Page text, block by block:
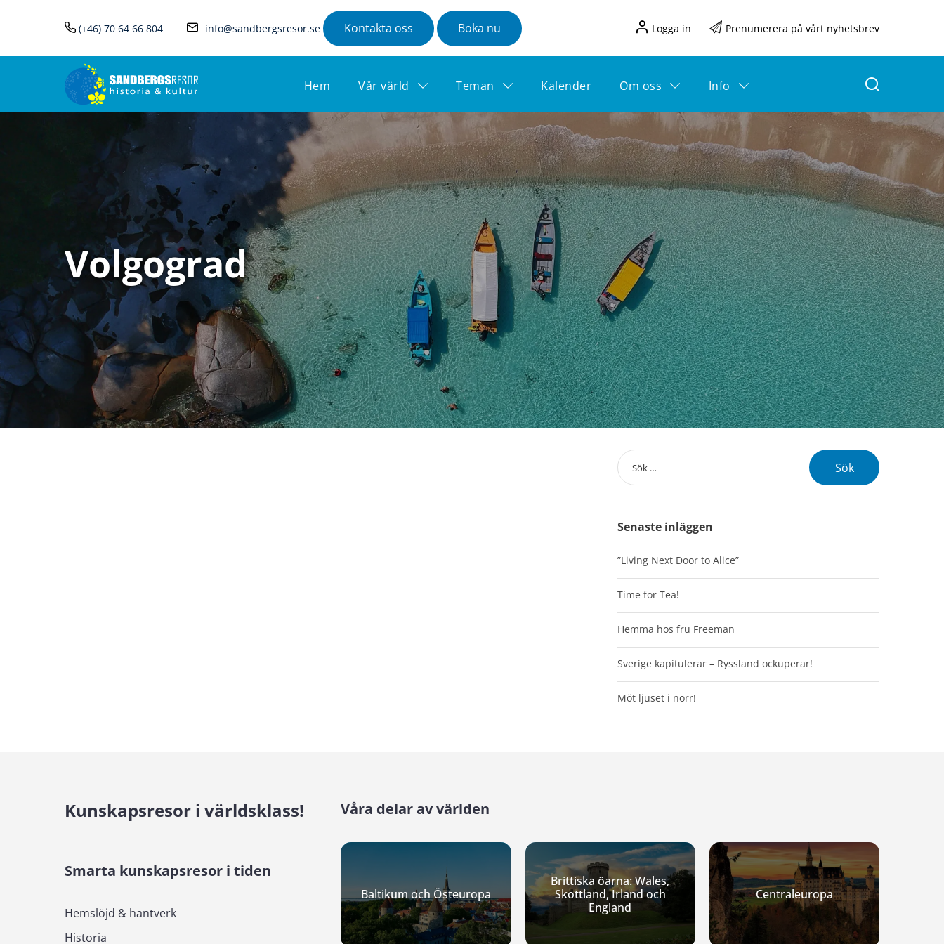
(+46) 70 64 66 804 info@sandbergsresor.se Kontakta oss Boka nu Logga in Prenumerera på vårt nyhetsbrev
Hem Vår värld Teman Kalender Om oss Info
Volgograd
Senaste inläggen
”Living Next Door to Alice”
Time for Tea!
Hemma hos fru Freeman
Sverige kapitulerar – Ryssland ockuperar!
Möt ljuset i norr!
Kunskapsresor i världsklass!
Smarta kunskapsresor i tiden
Hemslöjd & hantverk
Historia
Våra delar av världen
Baltikum och Östeuropa
Brittiska öarna: Wales,
Skottland, Irland och
England
Centraleuropa